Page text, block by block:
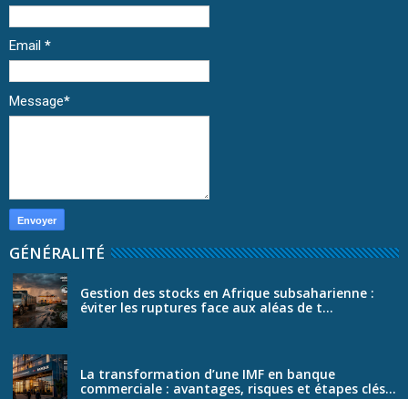
Email *
Message*
GÉNÉRALITÉ
Gestion des stocks en Afrique subsaharienne :
éviter les ruptures face aux aléas de t...
La transformation d’une IMF en banque
commerciale : avantages, risques et étapes clés...